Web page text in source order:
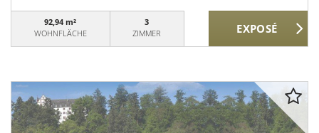
92,94 m²
WOHNFLÄCHE
3
ZIMMER